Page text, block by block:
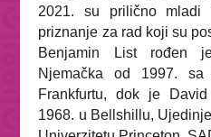
2021. su prilično
priznanje za rad koji su
Benjamin List rođen
Njemačka od 1997. sa
Frankfurtu, dok je
1968. u Bellshillu,